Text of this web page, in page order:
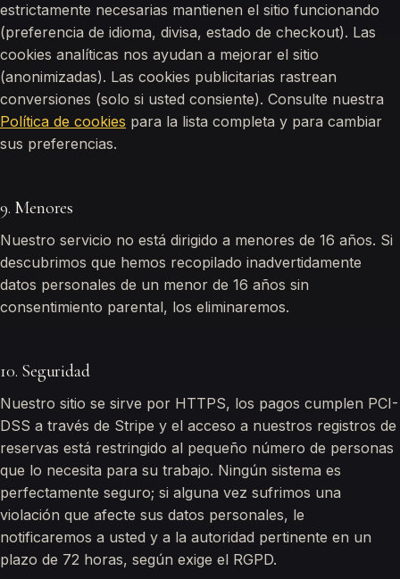
estrictamente necesarias mantienen el sitio funcionando
(preferencia de idioma, divisa, estado de checkout). Las
cookies analíticas nos ayudan a mejorar el sitio
(anonimizadas). Las cookies publicitarias rastrean
conversiones (solo si usted consiente). Consulte nuestra
Política de cookies para la lista completa y para cambiar
sus preferencias.
9. Menores
Nuestro servicio no está dirigido a menores de 16 años. Si
descubrimos que hemos recopilado inadvertidamente
datos personales de un menor de 16 años sin
consentimiento parental, los eliminaremos.
10. Seguridad
Nuestro sitio se sirve por HTTPS, los pagos cumplen PCI-
DSS a través de Stripe y el acceso a nuestros registros de
reservas está restringido al pequeño número de personas
que lo necesita para su trabajo. Ningún sistema es
perfectamente seguro; si alguna vez sufrimos una
violación que afecte sus datos personales, le
notificaremos a usted y a la autoridad pertinente en un
plazo de 72 horas, según exige el RGPD.